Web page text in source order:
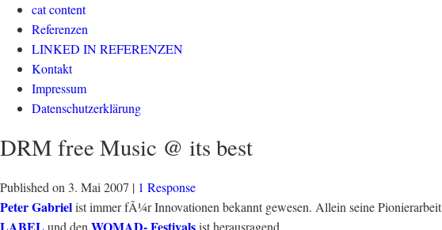
cat content
Referenzen
LINKED IN REFERENZEN
Kontakt
Impressum
Datenschutzerklärung
DRM free Music @ its best
Published on 3. Mai 2007 | 1 Response
Peter Gabrielist immer fÃ¼r Innovationen bekannt gewesen. Allein seine
und den
ist herausragend.